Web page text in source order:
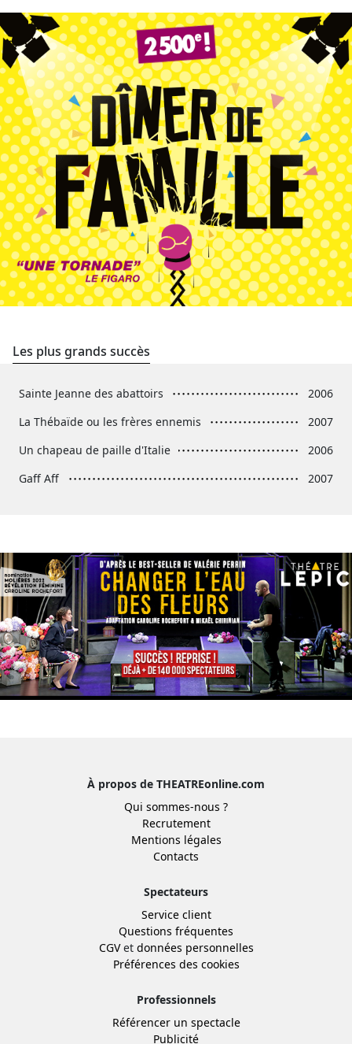
Les plus grands succès
Sainte Jeanne des abattoirs
2006
La Thébaïde ou les frères ennemis
2007
Un chapeau de paille d'Italie
2006
Gaff Aff
2007
À propos de THEATREonline.com
Qui sommes-nous ?
Recrutement
Mentions légales
Contacts
Spectateurs
Service client
Questions fréquentes
CGVet données personnelles
Préférences des cookies
Professionnels
Référencer un spectacle
Publicité